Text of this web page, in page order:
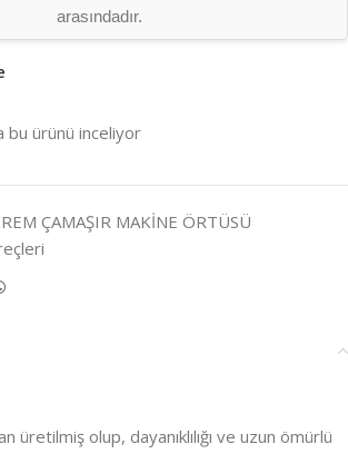
arasındadır.
bu ürünü inceliyor
ÇAMAŞIR MAKİNE ÖRTÜSÜ
üretilmiş olup, dayanıklılığı ve uzun ömürlü